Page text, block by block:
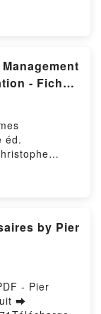
Perfect
Claudia Tan
Free
- Fiches
éd.
Ha,
des
- 2e éd.
5
- Fiches de
Felidj
by Pier
- Pier
➡